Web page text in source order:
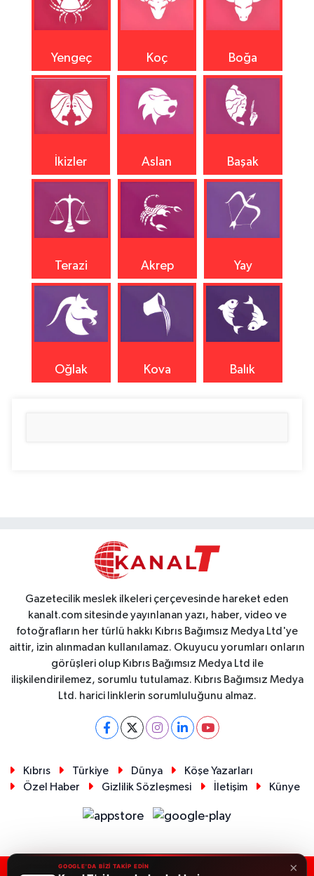
Yengeç Koç Boğa
İkizler Aslan Başak
Terazi Akrep Yay
Oğlak Kova Balık
Gazetecilik meslek ilkeleri çerçevesinde hareket eden
kanalt.com sitesinde yayınlanan yazı, haber, video ve
fotoğrafların her türlü hakkı Kıbrıs Bağımsız Medya Ltd'ye
aittir, izin alınmadan kullanılamaz. Okuyucu yorumları onların
görüşleri olup Kıbrıs Bağımsız Medya Ltd ile
ilişkilendirilemez, sorumlu tutulamaz. Kıbrıs Bağımsız Medya
Ltd. harici linklerin sorumluluğunu almaz.
Kıbrıs Türkiye Dünya
Köşe Yazarları
Özel Haber
Gizlilik Sözleşmesi İletişim Künye
×
GOOGLE'DA BİZİ TAKİP EDİN